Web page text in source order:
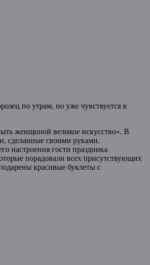
по утрам, но уже чувствуется в
женщиной великое искусство». В
сделанные своими руками.
настроения гости праздника
порадовали всех присутствующих
красивые буклеты с